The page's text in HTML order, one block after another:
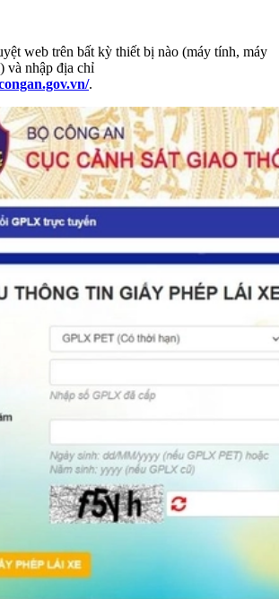
web trên bất kỳ thiết bị nào (máy tính, máy
và nhập địa chỉ
.